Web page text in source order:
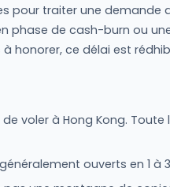
pour traiter une demande
phase de cash-burn ou
honorer, ce délai est
de voler à Hong Kong.
ouverts en 1 à